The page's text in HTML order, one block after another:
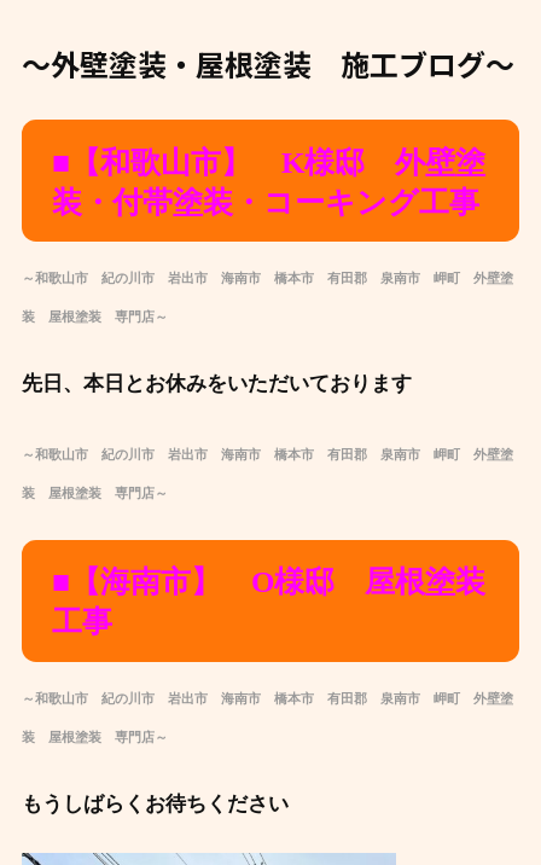
～外壁塗装・屋根塗装 施工ブログ～
■【和歌山市】 K様邸 外壁塗
装・付帯塗装・コーキング工事
～和歌山市 紀の川市 岩出市 海南市 橋本市 有田郡 泉南市 岬町 外壁塗
装 屋根塗装 専門店～
先日、本日とお休みをいただいております
～和歌山市 紀の川市 岩出市 海南市 橋本市 有田郡 泉南市 岬町 外壁塗
装 屋根塗装 専門店～
■【海南市】 O様邸 屋根塗装
工事
～和歌山市 紀の川市 岩出市 海南市 橋本市 有田郡 泉南市 岬町 外壁塗
装 屋根塗装 専門店～
もうしばらくお待ちください